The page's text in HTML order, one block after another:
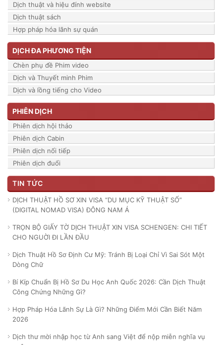
Dịch thuật và hiệu đính website
Dịch thuật sách
Hợp pháp hóa lãnh sự quán
DỊCH ĐA PHƯƠNG TIỆN
Chèn phụ đề Phim video
Dịch và Thuyết minh Phim
Dịch và lồng tiếng cho Video
PHIÊN DỊCH
Phiên dịch hội thảo
Phiên dịch Cabin
Phiên dịch nối tiếp
Phiên dịch đuổi
TIN TỨC
DỊCH THUẬT HỒ SƠ XIN VISA “DU MỤC KỸ THUẬT SỐ”
(DIGITAL NOMAD VISA) ĐÔNG NAM Á
TRỌN BỘ GIẤY TỜ DỊCH THUẬT XIN VISA SCHENGEN: CHI TIẾT
CHO NGUỜI ĐI LẦN ĐẦU
Dịch Thuật Hồ Sơ Định Cư Mỹ: Tránh Bị Loại Chỉ Vì Sai Sót Một
Dòng Chữ
Bí Kíp Chuẩn Bị Hồ Sơ Du Học Anh Quốc 2026: Cần Dịch Thuật
Công Chứng Những Gì?
Hợp Pháp Hóa Lãnh Sự Là Gì? Những Điểm Mới Cần Biết Năm
2026
Dịch thư mời nhập học từ Anh sang Việt để nộp miễn nghĩa vụ